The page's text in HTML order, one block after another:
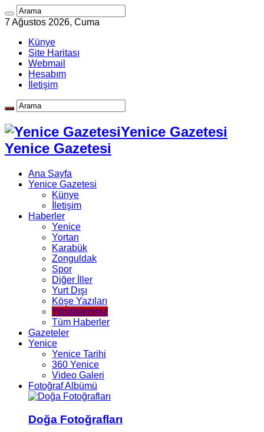
7 Ağustos 2026, Cuma
Künye
Site Haritası
Webmail
Hesabım
İletişim
Yenice Gazetesi
Yenice Gazetesi
Ana Sayfa
Yenice Gazetesi
Künye
İletişim
Haberler
Yenice
Yortan
Karabük
Zonguldak
Spor
Diğer İller
Yurt Dışı
Köşe Yazıları
Yitirdiklerimiz
Tüm Haberler
Gazeteler
Yenice
Yenice Tarihi
360 Yenice
Video Galeri
Fotoğraf Albümü
Doğa Fotoğrafları